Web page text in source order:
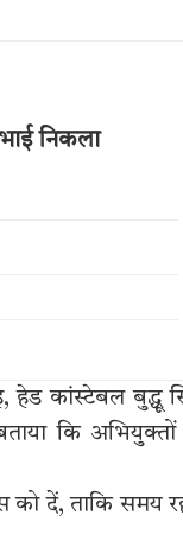
निकला
हेड कांस्टेबल बुद्धू
कि
को दें, ताकि समय